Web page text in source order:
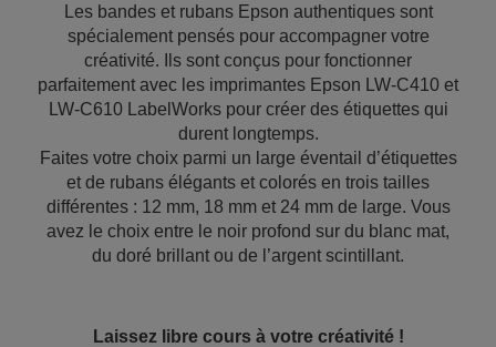
Les bandes et rubans Epson authentiques sont
spécialement pensés pour accompagner votre
créativité. Ils sont conçus pour fonctionner
parfaitement avec les imprimantes Epson LW-C410 et
LW-C610 LabelWorks pour créer des étiquettes qui
durent longtemps.
Faites votre choix parmi un large éventail d’étiquettes
et de rubans élégants et colorés en trois tailles
différentes : 12 mm, 18 mm et 24 mm de large. Vous
avez le choix entre le noir profond sur du blanc mat,
du doré brillant ou de l’argent scintillant.
Laissez libre cours à votre créativité !